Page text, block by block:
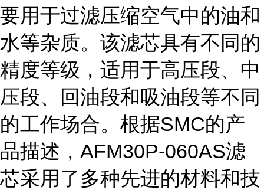
要用于过滤压缩空气中的油和
水等杂质。该滤芯具有不同的
精度等级，适用于高压段、中
压段、回油段和吸油段等不同
的工作场合。根据SMC的产
品描述，AFM30P-060AS滤
芯采用了多种先进的材料和技